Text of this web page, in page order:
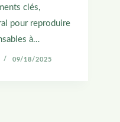
clés,
pour reproduire
à…
09/18/2025